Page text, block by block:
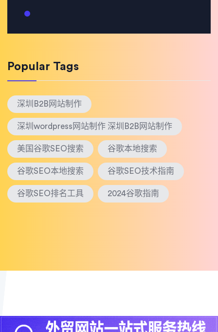
Popular Tags
深圳B2B网站制作
深圳wordpress网站制作 深圳B2B网站制作
美国谷歌SEO搜索 谷歌本地搜索
谷歌SEO本地搜索 谷歌SEO技术指南
谷歌SEO排名工具 2024谷歌指南